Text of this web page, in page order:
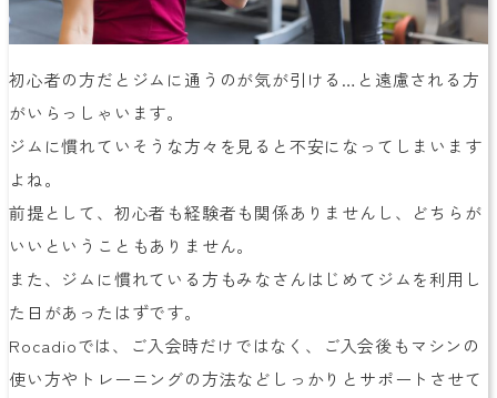
初心者の方だとジムに通うのが気が引ける…と遠慮される方
がいらっしゃいます。
ジムに慣れていそうな方々を見ると不安になってしまいます
よね。
前提として、初心者も経験者も関係ありませんし、どちらが
いいということもありません。
また、ジムに慣れている方もみなさんはじめてジムを利用し
た日があったはずです。
Rocadioでは、ご入会時だけではなく、ご入会後もマシンの
使い方やトレーニングの方法などしっかりとサポートさせて